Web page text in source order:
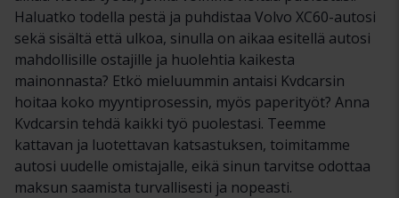
Haluatko todella pestä ja puhdistaa Volvo XC60-autosi
sekä sisältä että ulkoa, sinulla on aikaa esitellä autosi
mahdollisille ostajille ja huolehtia kaikesta
mainonnasta? Etkö mieluummin antaisi Kvdcarsin
hoitaa koko myyntiprosessin, myös paperityöt? Anna
Kvdcarsin tehdä kaikki työ puolestasi. Teemme
kattavan ja luotettavan katsastuksen, toimitamme
autosi uudelle omistajalle, eikä sinun tarvitse odottaa
maksun saamista turvallisesti ja nopeasti.